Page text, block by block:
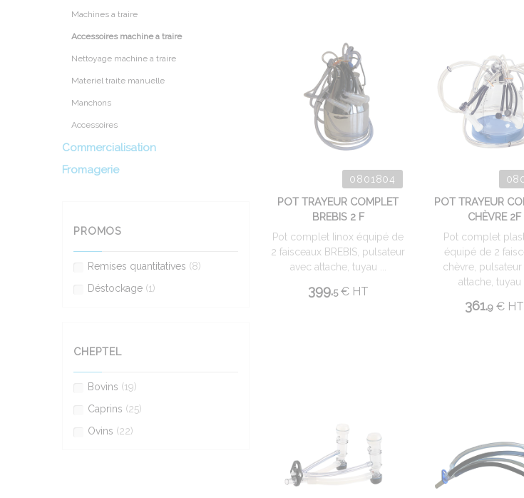
0801804
POT TRAYEUR COMPLET
BREBIS 2 F
Pot complet Iinox équipé de
2 faisceaux BREBIS, pulsateur
avec attache, tuyau ...
399.5 €HT
POT TRAYEUR
CHÈVRE 2F
Pot complet
équipé de 2
chèvre, pulsateur
attache, tuyau
361.9 € HT
Machines a traire
Accessoires machine a traire
Nettoyage machine a traire
Materiel traite manuelle
Manchons
Accessoires
Commercialisation
Fromagerie
PROMOS
Remises quantitatives (8)
Déstockage (1)
CHEPTEL
Bovins (19)
Caprins (25)
Ovins (22)